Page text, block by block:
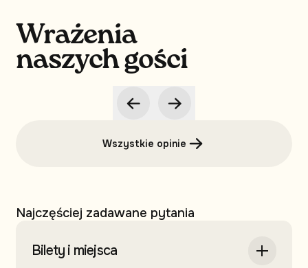
Wrażenia
naszych gości
Wszystkie opinie
Najczęściej zadawane pytania
Bilety i miejsca